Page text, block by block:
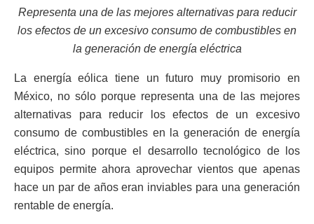
Representa una de las mejores alternativas para reducir
los efectos de un excesivo consumo de combustibles en
la generación de energía eléctrica
La energía eólica tiene un futuro muy promisorio en
México, no sólo porque representa una de las mejores
alternativas para reducir los efectos de un excesivo
consumo de combustibles en la generación de energía
eléctrica, sino porque el desarrollo tecnológico de los
equipos permite ahora aprovechar vientos que apenas
hace un par de años eran inviables para una generación
rentable de energía.